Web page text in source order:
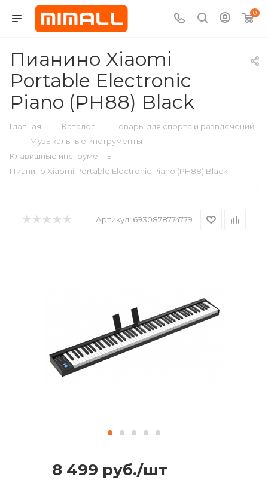
0
Пианино Xiaomi
Portable Electronic
Piano (PH88) Black
Главная — Каталог — Товары для спорта и развлечений
— Музыкальные инструменты —
Клавишные инструменты —
Пианино Xiaomi Portable Electronic Piano (PH88) Black
Артикул: 6930878774779
8 499 руб./шт